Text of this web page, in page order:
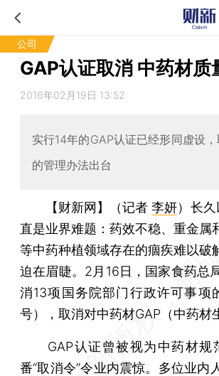
公司
GAP认证取消 中药材质
2016年02月19日 13:52
实行14年的GAP认证已经形同虚设
的管理办法出台
【财新网】（记者李妍） 长久
直是业界难题：药效不稳、重金属
等中药种植领域存在的痼疾难以破
迫在眉睫。2月16日，国家食药总
消13项国务院部门行政许可事项
号），取消对中药材GAP（中药材
GAP认证曾被视为中药材规
番“取消令”令业内震惊。多位业内